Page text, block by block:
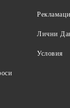
Лични
Условия